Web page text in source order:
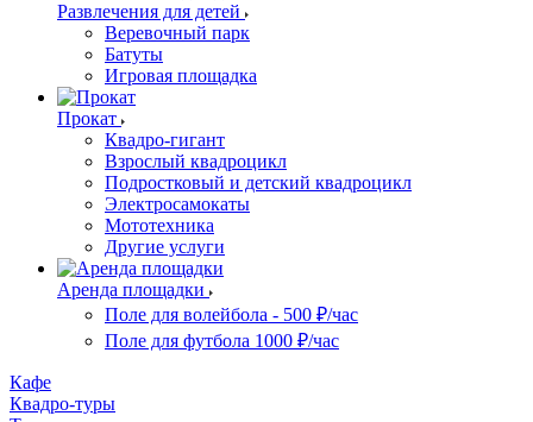
Развлечения для детей
Веревочный парк
Батуты
Игровая площадка
Прокат
Квадро-гигант
Взрослый квадроцикл
Подростковый и детский квадроцикл
Электросамокаты
Мототехника
Другие услуги
Аренда площадки
Поле для волейбола - 500 ₽/час
Поле для футбола 1000 ₽/час
Кафе
Квадро-туры